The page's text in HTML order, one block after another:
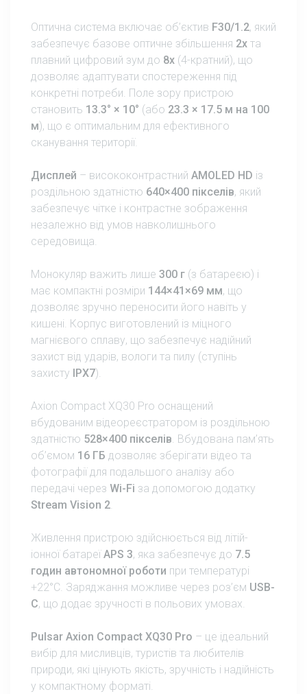
Оптична система включає об’єктив F30/1.2, який
забезпечує базове оптичне збільшення 2x та
плавний цифровий зум до 8x (4-кратний), що
дозволяє адаптувати спостереження під
конкретні потреби. Поле зору пристрою
становить 13.3° × 10° (або 23.3 × 17.5 м на 100
м), що є оптимальним для ефективного
сканування території.
Дисплей – висококонтрастний AMOLED HD із
роздільною здатністю 640×400 пікселів, який
забезпечує чітке і контрастне зображення
незалежно від умов навколишнього
середовища.
Монокуляр важить лише 300 г (з батареєю) і
має компактні розміри 144×41×69 мм, що
дозволяє зручно переносити його навіть у
кишені. Корпус виготовлений із міцного
магнієвого сплаву, що забезпечує надійний
захист від ударів, вологи та пилу (ступінь
захисту IPX7).
Axion Compact XQ30 Pro оснащений
вбудованим відеореєстратором із роздільною
здатністю 528×400 пікселів. Вбудована пам’ять
об’ємом 16 ГБ дозволяє зберігати відео та
фотографії для подальшого аналізу або
передачі через Wi-Fi за допомогою додатку
Stream Vision 2.
Живлення пристрою здійснюється від літій-
іонної батареїAPS 3, яка забезпечує до 7.5
годин автономної роботи при температурі
+22°C. Заряджання можливе через роз’єм USB-
C, що додає зручності в польових умовах.
Pulsar Axion Compact XQ30 Pro – це ідеальний
вибір для мисливців, туристів та любителів
природи, які цінують якість, зручність і надійність
у компактному форматі.